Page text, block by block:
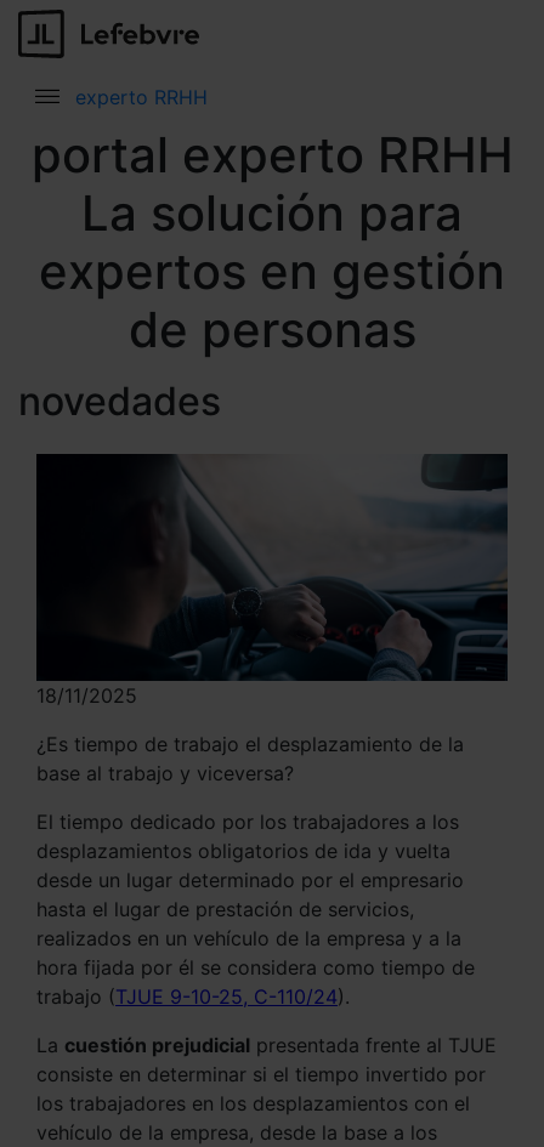
experto RRHH
portal experto RRHH
La solución para
expertos en gestión
de personas
novedades
18/11/2025
¿Es tiempo de trabajo el desplazamiento de la
base al trabajo y viceversa?
El tiempo dedicado por los trabajadores a los
desplazamientos obligatorios de ida y vuelta
desde un lugar determinado por el empresario
hasta el lugar de prestación de servicios,
realizados en un vehículo de la empresa y a la
hora fijada por él se considera como tiempo de
trabajo (TJUE 9-10-25, C-110/24).
La cuestión prejudicial presentada frente al TJUE
consiste en determinar si el tiempo invertido por
los trabajadores en los desplazamientos con el
vehículo de la empresa, desde la base a los